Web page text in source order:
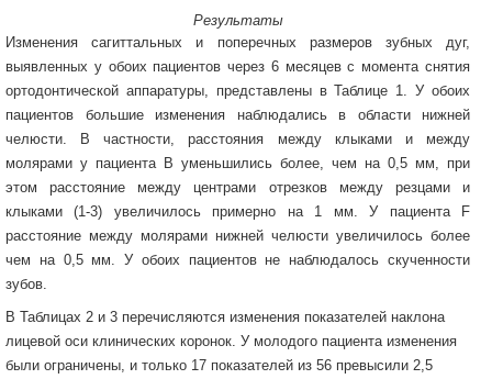
Результаты
Изменения сагиттальных и поперечных размеров зубных дуг,
выявленных у обоих пациентов через 6 месяцев с момента снятия
ортодонтической аппаратуры, представлены в Таблице 1. У обоих
пациентов большие изменения наблюдались в области нижней
челюсти. В частности, расстояния между клыками и между
молярами у пациента B уменьшились более, чем на 0,5 мм, при
этом расстояние между центрами отрезков между резцами и
клыками (1-3) увеличилось примерно на 1 мм. У пациента F
расстояние между молярами нижней челюсти увеличилось более
чем на 0,5 мм. У обоих пациентов не наблюдалось скученности
зубов.
В Таблицах 2 и 3 перечисляются изменения показателей наклона
лицевой оси клинических коронок. У молодого пациента изменения
были ограничены, и только 17 показателей из 56 превысили 2,5